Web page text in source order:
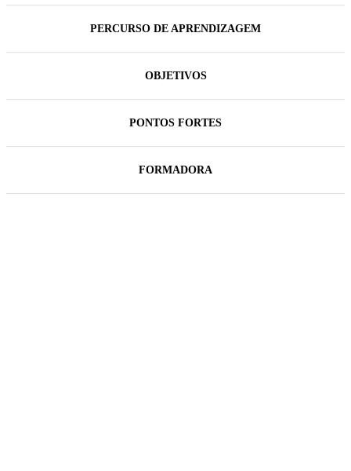
PERCURSO DE APRENDIZAGEM
OBJETIVOS
PONTOS FORTES
FORMADORA